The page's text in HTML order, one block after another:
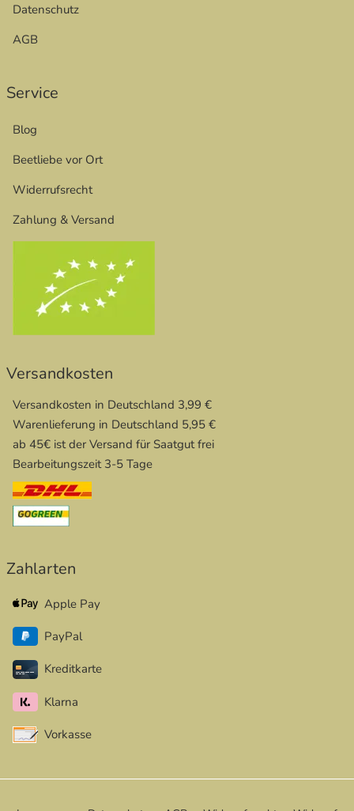
Datenschutz
AGB
Service
Blog
Beetliebe vor Ort
Widerrufsrecht
Zahlung & Versand
Versandkosten
Versandkosten in Deutschland 3,99 €
Warenlieferung in Deutschland 5,95 €
ab 45€ ist der Versand für Saatgut frei
Bearbeitungszeit 3-5 Tage
Zahlarten
Apple Pay
PayPal
Kreditkarte
Klarna
Vorkasse